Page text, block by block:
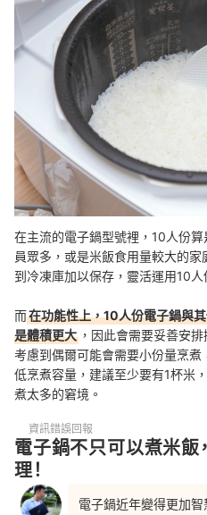
在主流的電子鍋型號裡，10人份
員眾多，或是米飯食用量較大的
到冷凍庫加以保存，靈活運用10人
而在功能性上，10人份電子鍋與
是體積更大 ，因此會需要妥善安
考慮到偶爾可能會需要小份量烹
低烹煮容量，建議至少要有1杯米
煮太多的窘境。
資訊錯誤回報
電子鍋不只可以煮米飯
理！
電子鍋近年變得更加智